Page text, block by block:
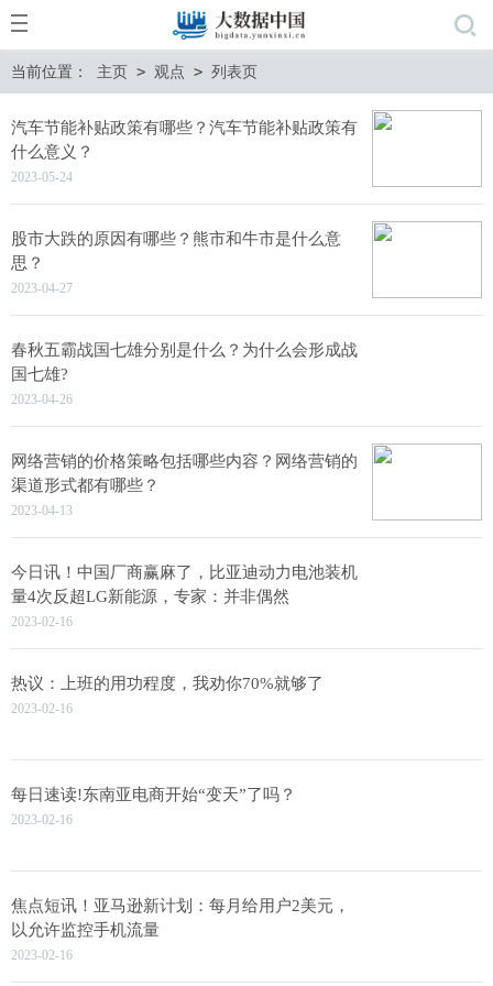
当前位置： 主页 > 观点 > 列表页
汽车节能补贴政策有哪些？汽车节能补贴政策有
什么意义？
2023-05-24
股市大跌的原因有哪些？​熊市和牛市是什么意
思？
2023-04-27
春秋五霸战国七雄分别是什么？为什么会形成战
国七雄?
2023-04-26
网络营销的价格策略包括哪些内容？网络营销的
渠道形式都有哪些？
2023-04-13
今日讯！中国厂商赢麻了，比亚迪动力电池装机
量4次反超LG新能源，专家：并非偶然
2023-02-16
热议：上班的用功程度，我劝你70%就够了
2023-02-16
每日速读!东南亚电商开始“变天”了吗？
2023-02-16
焦点短讯！亚马逊新计划：每月给用户2美元，
以允许监控手机流量
2023-02-16